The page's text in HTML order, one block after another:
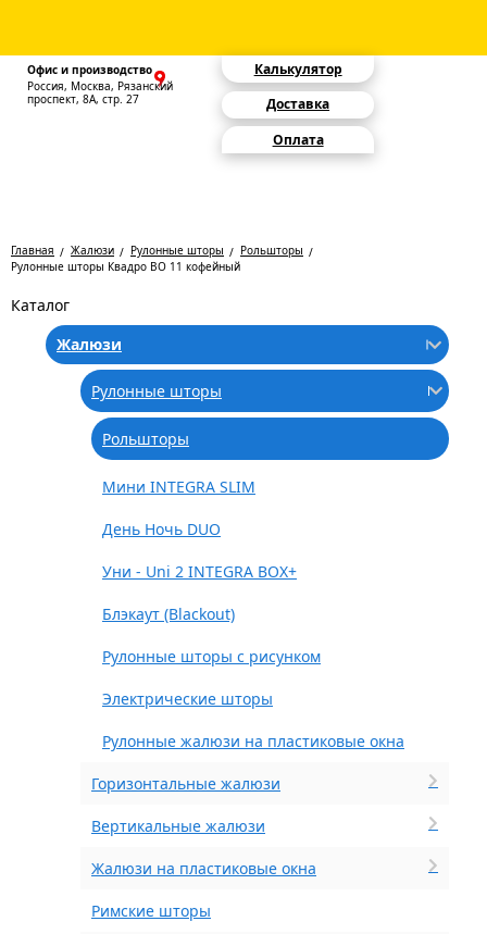
Офис и производство
Россия, Москва, Рязанский
проспект, 8А, стр. 27
Калькулятор
Доставка
Оплата
Главная Жалюзи Рулонные шторы
Рольшторы
Рулонные шторы Квадро BO 11 кофейный
Каталог
Жалюзи
Рулонные шторы
Рольшторы
Мини INTEGRA SLIM
День Ночь DUO
Уни - Uni 2 INTEGRA BOX+
Блэкаут (Blackout)
Рулонные шторы с рисунком
Электрические шторы
Рулонные жалюзи на пластиковые окна
Горизонтальные жалюзи
Вертикальные жалюзи
Жалюзи на пластиковые окна
Римские шторы